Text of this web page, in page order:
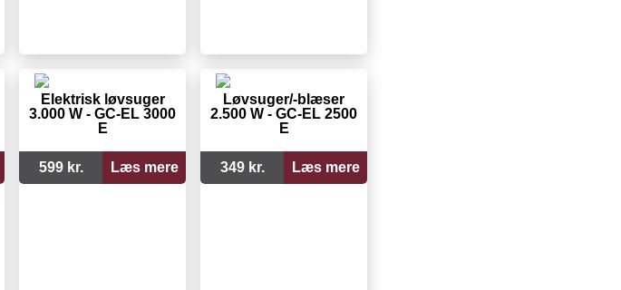
Elektrisk løvsuger
3.000 W - GC-EL 3000
E
599 kr. Læs mere
Løvsuger/-blæser
2.500 W - GC-EL 2500
E
349 kr. Læs mere